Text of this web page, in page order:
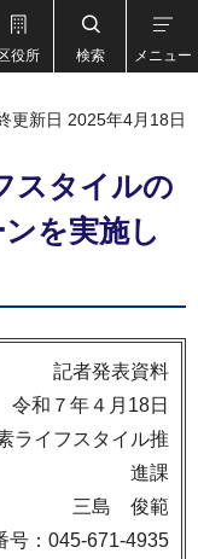
区役所 検索 メニュー
更新日 2025年4月18日
スタイルの
を実施し
記者発表資料
令和７年４月18日
ライフスタイル推
進課
三島 俊範
号：045-671-4935